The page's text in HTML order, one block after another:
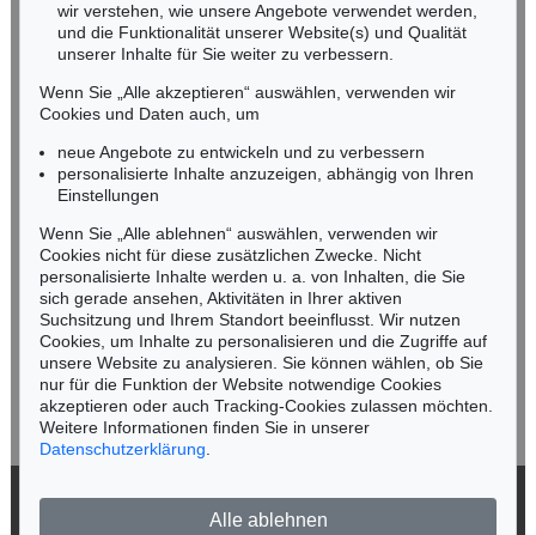
NORDDEUTSCHLAND
Nico Kassel, M.A.
Mobil: +49 (0)171 8618661
n.kassel@kettererkunst.de
Keine Auktion mehr verpassen!
Wir informieren Sie rechtzeitig.
Jetzt zum Newsletter anmelden >
wir verstehen, wie unsere Angebote verwendet werden,
und die Funktionalität unserer Website(s) und Qualität
unserer Inhalte für Sie weiter zu verbessern.
Wenn Sie „Alle akzeptieren“ auswählen, verwenden wir
Cookies und Daten auch, um
neue Angebote zu entwickeln und zu verbessern
personalisierte Inhalte anzuzeigen, abhängig von Ihren
Einstellungen
Wenn Sie „Alle ablehnen“ auswählen, verwenden wir
Cookies nicht für diese zusätzlichen Zwecke. Nicht
personalisierte Inhalte werden u. a. von Inhalten, die Sie
sich gerade ansehen, Aktivitäten in Ihrer aktiven
Suchsitzung und Ihrem Standort beeinflusst. Wir nutzen
Cookies, um Inhalte zu personalisieren und die Zugriffe auf
unsere Website zu analysieren. Sie können wählen, ob Sie
nur für die Funktion der Website notwendige Cookies
akzeptieren oder auch Tracking-Cookies zulassen möchten.
Weitere Informationen finden Sie in unserer
Datenschutzerklärung
Alle ablehnen